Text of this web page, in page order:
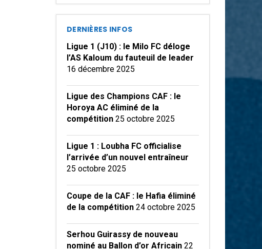
DERNIÈRES INFOS
Ligue 1 (J10) : le Milo FC déloge
l’AS Kaloum du fauteuil de leader
16 décembre 2025
Ligue des Champions CAF : le
Horoya AC éliminé de la
compétition 25 octobre 2025
Ligue 1 : Loubha FC officialise
l’arrivée d’un nouvel entraîneur
25 octobre 2025
Coupe de la CAF : le Hafia éliminé
de la compétition 24 octobre 2025
Serhou Guirassy de nouveau
nominé au Ballon d’or Africain 22